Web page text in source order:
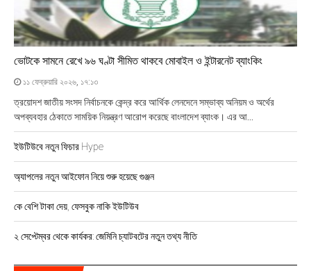
ভোটকে সামনে রেখে ৯৬ ঘণ্টা সীমিত থাকবে মোবাইল ও ইন্টারনেট ব্যাংকিং
১১ ফেব্রুয়ারি ২০২৬, ১৭:১৩
ত্রয়োদশ জাতীয় সংসদ নির্বাচনকে কেন্দ্র করে আর্থিক লেনদেনে সম্ভাব্য অনিয়ম ও অর্থের
অপব্যবহার ঠেকাতে সাময়িক নিয়ন্ত্রণ আরোপ করেছে বাংলাদেশ ব্যাংক। এর আ...
ইউটিউবে নতুন ফিচার Hype
অ্যাপলের নতুন আইফোন নিয়ে শুরু হয়েছে গুঞ্জন
কে বেশি টাকা দেয়, ফেসবুক নাকি ইউটিউব
২ সেপ্টেম্বর থেকে কার্যকর: জেমিনি চ্যাটবটের নতুন তথ্য নীতি